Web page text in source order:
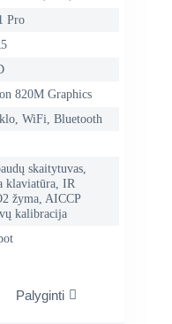
Pro
820M Graphics
WiFi, Bluetooth
skaitytuvas,
klaviatūra, IR
žyma, AICCP
kalibracija
Palyginti